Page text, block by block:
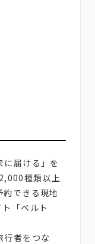
に届ける」を
種類以上
できる現地
「ベルト
行者をつな